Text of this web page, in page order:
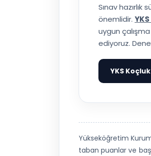
Sınav
önemlidir.
uygun
ediyoruz.
YKS
Yükseköğretim
taban puanlar ve